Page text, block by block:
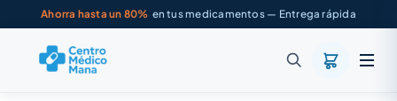
Ahorra hasta un 80% en tus medicamentos — Entrega rápida